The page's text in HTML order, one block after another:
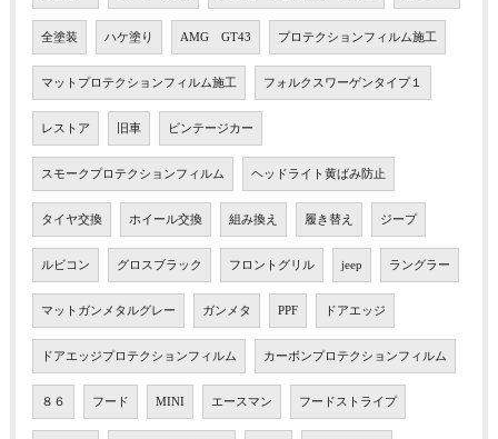
全塗装 ハケ塗り AMG GT43 プロテクションフィルム施工
マットプロテクションフィルム施工 フォルクスワーゲンタイプ１
レストア 旧車 ビンテージカー
スモークプロテクションフィルム ヘッドライト黄ばみ防止
タイヤ交換 ホイール交換 組み換え 履き替え ジープ
ルビコン グロスブラック フロントグリル jeep ラングラー
マットガンメタルグレー ガンメタ PPF ドアエッジ
ドアエッジプロテクションフィルム カーボンプロテクションフィルム
８６ フード MINI エースマン フードストライプ